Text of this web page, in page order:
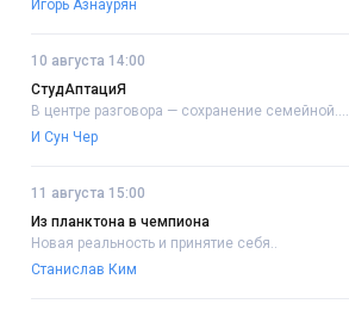
Игорь Азнаурян
10 августа 14:00
СтудАптациЯ
В центре разговора — сохранение семейной....
И Сун Чер
11 августа 15:00
Из планктона в чемпиона
Новая реальность и принятие себя..
Станислав Ким